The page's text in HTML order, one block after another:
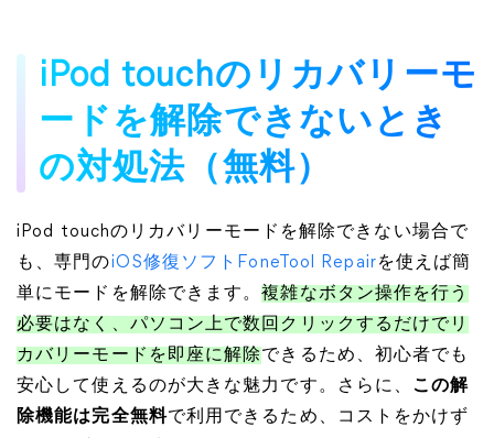
iPod touchのリカバリーモ
ードを解除できないとき
の対処法（無料）
iPod touchのリカバリーモードを解除できない場合で
も、専門のiOS修復ソフトFoneTool Repairを使えば簡
単にモードを解除できます。複雑なボタン操作を行う
必要はなく、パソコン上で数回クリックするだけでリ
カバリーモードを即座に解除できるため、初心者でも
安心して使えるのが大きな魅力です。さらに、 この解
除機能は完全無料で利用できるため、コストをかけず